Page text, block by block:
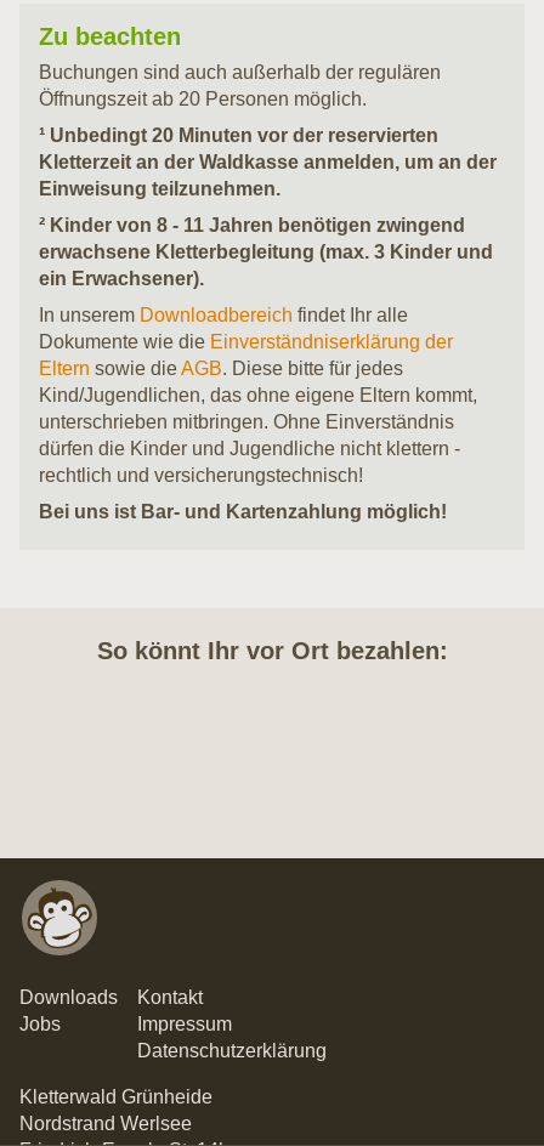
Zu beachten
Buchungen sind auch außerhalb der regulären
Öffnungszeit ab 20 Personen möglich.
¹ Unbedingt 20 Minuten vor der reservierten
Kletterzeit an der Waldkasse anmelden, um an der
Einweisung teilzunehmen.
² Kinder von 8 - 11 Jahren benötigen zwingend
erwachsene Kletterbegleitung (max. 3 Kinder und
ein Erwachsener).
In unserem Downloadbereich findet Ihr alle
Dokumente wie die Einverständniserklärung der
Eltern sowie dieAGB. Diese bitte für jedes
Kind/Jugendlichen, das ohne eigene Eltern kommt,
unterschrieben mitbringen. Ohne Einverständnis
dürfen die Kinder und Jugendliche nicht klettern -
rechtlich und versicherungstechnisch!
Bei uns ist Bar- und Kartenzahlung möglich!
So könnt Ihr vor Ort bezahlen:
Downloads
Jobs
Kontakt
Impressum
Datenschutzerklärung
Kletterwald Grünheide
Nordstrand Werlsee